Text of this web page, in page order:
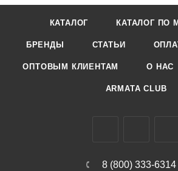
КАТАЛОГ КАТАЛОГ ПО
БРЕНДЫ СТАТЬИ
ОПТОВЫМ КЛИЕНТАМ О НАС
ARMATA CLUB
8 (800) 333-6314